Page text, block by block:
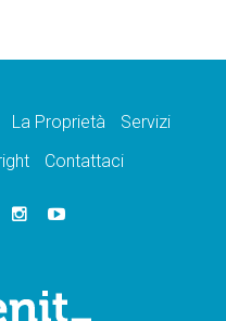
La Proprietà
Servizi
Contattaci